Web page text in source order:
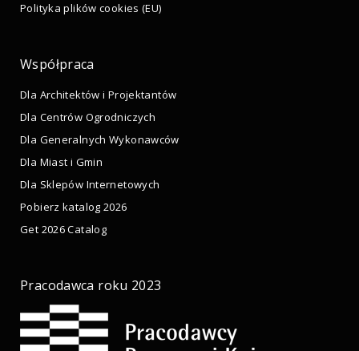
Polityka plików cookies (EU)
Współpraca
Dla Architektów i Projektantów
Dla Centrów Ogrodniczych
Dla Generalnych Wykonawców
Dla Miast i Gmin
Dla Sklepów Internetowych
Pobierz katalog 2026
Get 2026 Catalog
Pracodawca roku 2023